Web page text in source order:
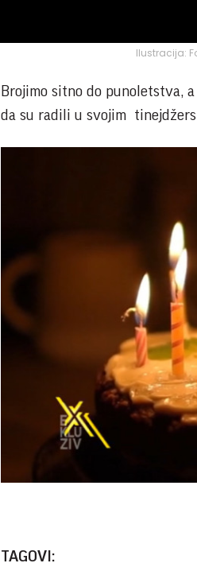
Ilustracija:
Brojimo sitno do punoletstva,
da su radili u svojim
TAGOVI: